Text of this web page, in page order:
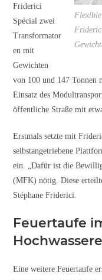
Friderici
Spécial zwei
Transformator
en mit
Gewichten
von 100 und 147
Einsatz des
öffentliche Straße mit
Erstmals setzte mit
selbstangetriebene
ein. „Dafür ist die
(MFK) nötig. Diese
Stéphane Friderici.
Feuertaufe
Eine weitere Feuertaufe